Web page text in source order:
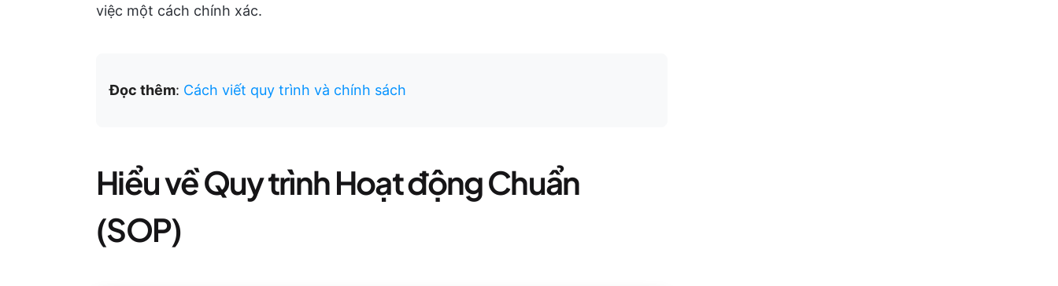
việc một cách chính xác.
Đọc thêm: Cách viết quy trình và chính sách
Hiểu về Quy trình Hoạt động Chuẩn
(SOP)